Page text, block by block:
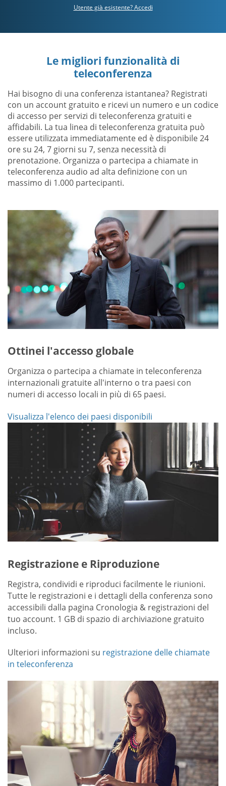
Utente già esistente? Accedi
Le migliori funzionalità di
teleconferenza
Hai bisogno di una conferenza istantanea? Registrati
con un account gratuito e ricevi un numero e un codice
di accesso per servizi di teleconferenza gratuiti e
affidabili. La tua linea di teleconferenza gratuita può
essere utilizzata immediatamente ed è disponibile 24
ore su 24, 7 giorni su 7, senza necessità di
prenotazione. Organizza o partecipa a chiamate in
teleconferenza audio ad alta definizione con un
massimo di 1.000 partecipanti.
Ottinei l'accesso globale
Organizza o partecipa a chiamate in teleconferenza
internazionali gratuite all'interno o tra paesi con
numeri di accesso locali in più di 65 paesi.
Visualizza l'elenco dei paesi disponibili
Registrazione e Riproduzione
Registra, condividi e riproduci facilmente le riunioni.
Tutte le registrazioni e i dettagli della conferenza sono
accessibili dalla pagina Cronologia & registrazioni del
tuo account. 1 GB di spazio di archiviazione gratuito
incluso.
Ulteriori informazioni su registrazione delle chiamate
in teleconferenza